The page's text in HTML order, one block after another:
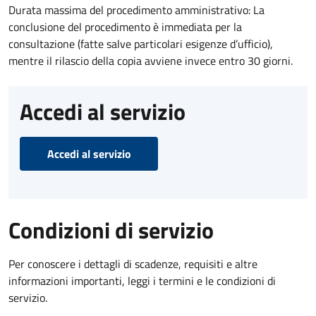
Durata massima del procedimento amministrativo: La
conclusione del procedimento è immediata per la
consultazione (fatte salve particolari esigenze d’ufficio),
mentre il rilascio della copia avviene invece entro 30 giorni.
Accedi al servizio
Accedi al servizio
Condizioni di servizio
Per conoscere i dettagli di scadenze, requisiti e altre
informazioni importanti, leggi i termini e le condizioni di
servizio.